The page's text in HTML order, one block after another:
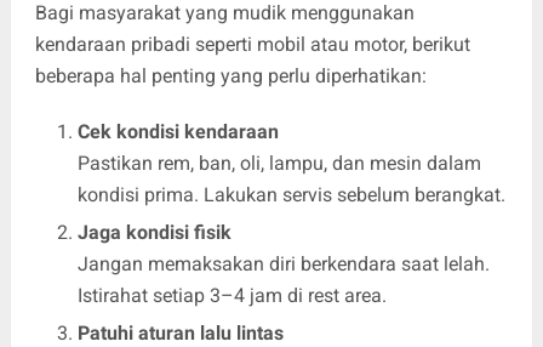
Bagi masyarakat yang mudik menggunakan
kendaraan pribadi seperti mobil atau motor, berikut
beberapa hal penting yang perlu diperhatikan:
Cek kondisi kendaraan
Pastikan rem, ban, oli, lampu, dan mesin dalam
kondisi prima. Lakukan servis sebelum berangkat.
Jaga kondisi fisik
Jangan memaksakan diri berkendara saat lelah.
Istirahat setiap 3–4 jam di rest area.
Patuhi aturan lalu lintas